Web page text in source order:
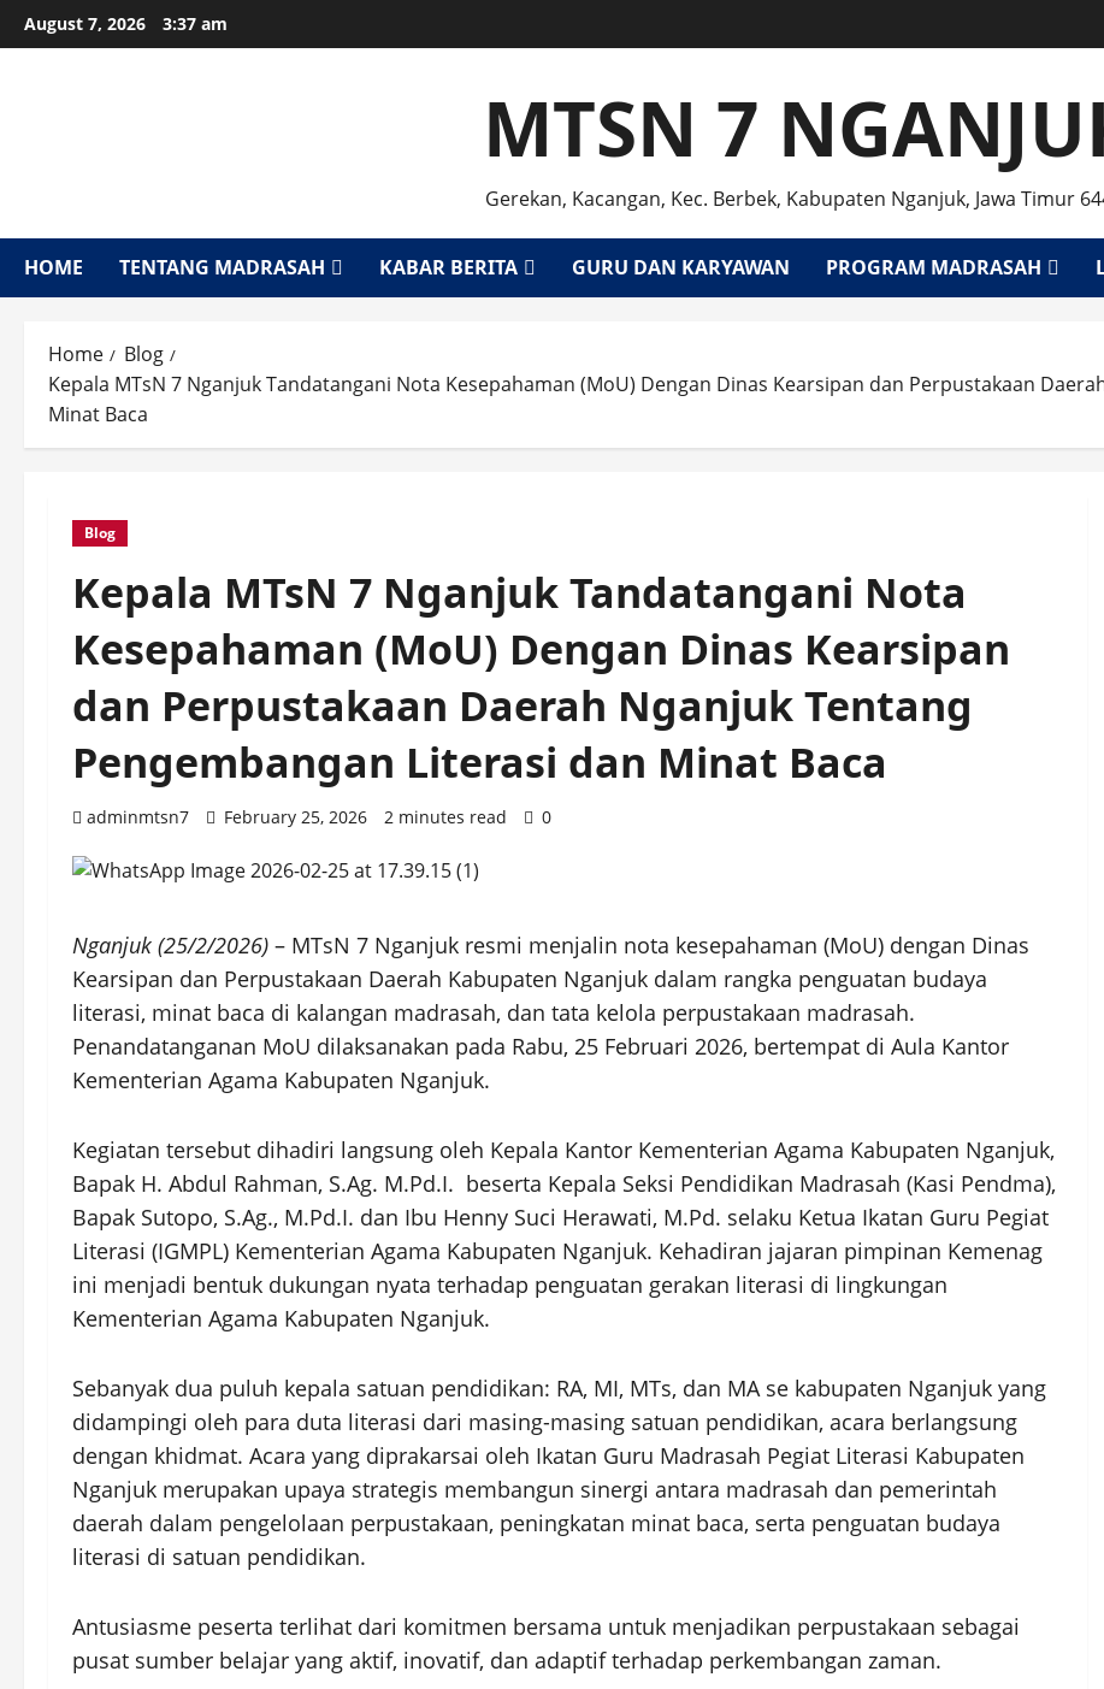
Skip
to
August 7, 2026 3:37 am
MTSN 7
Gerekan, Kacangan, Kec. Berbek, Kabupaten Nganjuk, Jawa Timur
HOME TENTANG MADRASAH KABAR BERITA GURU DAN KARYAWAN PROGRAM MADRASAH
Home
Blog
Kepala MTsN 7 Nganjuk Tandatangani Nota Kesepahaman (MoU) Dengan Dinas Kearsipan dan Perpustakaan
Minat Baca
Blog
Kepala MTsN 7 Nganjuk Tandatangani Nota
Kesepahaman (MoU) Dengan Dinas Kearsipan
dan Perpustakaan Daerah Nganjuk Tentang
Pengembangan Literasi dan Minat Baca
adminmtsn7 February 25, 2026 2 minutes read 0
Nganjuk (25/2/2026) – MTsN 7 Nganjuk resmi menjalin nota kesepahaman (MoU) dengan Dinas
Kearsipan dan Perpustakaan Daerah Kabupaten Nganjuk dalam rangka penguatan budaya
literasi, minat baca di kalangan madrasah, dan tata kelola perpustakaan madrasah.
Penandatanganan MoU dilaksanakan pada Rabu, 25 Februari 2026, bertempat di Aula Kantor
Kementerian Agama Kabupaten Nganjuk.
Kegiatan tersebut dihadiri langsung oleh Kepala Kantor Kementerian Agama Kabupaten Nganjuk,
Bapak H. Abdul Rahman, S.Ag. M.Pd.I. beserta Kepala Seksi Pendidikan Madrasah (Kasi Pendma),
Bapak Sutopo, S.Ag., M.Pd.I. dan Ibu Henny Suci Herawati, M.Pd. selaku Ketua Ikatan Guru Pegiat
Literasi (IGMPL) Kementerian Agama Kabupaten Nganjuk. Kehadiran jajaran pimpinan Kemenag
ini menjadi bentuk dukungan nyata terhadap penguatan gerakan literasi di lingkungan
Kementerian Agama Kabupaten Nganjuk.
Sebanyak dua puluh kepala satuan pendidikan: RA, MI, MTs, dan MA se kabupaten Nganjuk yang
didampingi oleh para duta literasi dari masing-masing satuan pendidikan, acara berlangsung
dengan khidmat. Acara yang diprakarsai oleh Ikatan Guru Madrasah Pegiat Literasi Kabupaten
Nganjuk merupakan upaya strategis membangun sinergi antara madrasah dan pemerintah
daerah dalam pengelolaan perpustakaan, peningkatan minat baca, serta penguatan budaya
literasi di satuan pendidikan.
Antusiasme peserta terlihat dari komitmen bersama untuk menjadikan perpustakaan sebagai
pusat sumber belajar yang aktif, inovatif, dan adaptif terhadap perkembangan zaman.